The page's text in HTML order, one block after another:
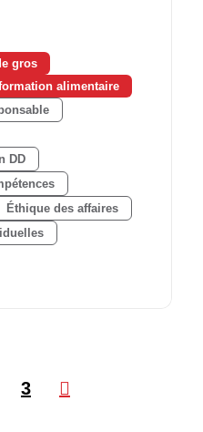
gros
alimentaire
DD
Éthique des affaires
3